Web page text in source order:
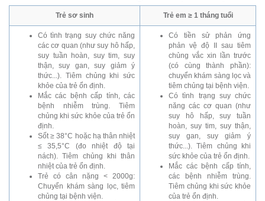
Trẻ sơ sinh Trẻ em ≥ 1 tháng tuổi
Có tình trạng suy chức năng
các cơ quan (như suy hô hấp,
suy tuần hoàn, suy tim, suy
thận, suy gan, suy giảm ý
thức...). Tiêm chủng khi sức
khỏe của trẻ ổn định.
Mắc các bệnh cấp tính, các
bệnh nhiễm trùng. Tiêm
chủng khi sức khỏe của trẻ ổn
định.
Sốt ≥ 38°C hoặc hạ thân nhiệt
≤ 35,5°C (đo nhiệt độ tại
nách). Tiêm chủng khi thân
nhiệt của trẻ ổn định.
Trẻ có cân nặng < 2000g:
Chuyển khám sàng lọc, tiêm
chủng tại bệnh viện.
Có tiền sử phản ứng
phản vệ độ II sau tiêm
chủng vắc xin lần trước
(có cùng thành phần):
chuyển khám sàng lọc và
tiêm chủng tại bệnh viện.
Có tình trạng suy chức
năng các cơ quan (như
suy hô hấp, suy tuần
hoàn, suy tim, suy thận,
suy gan, suy giảm ý
thức...). Tiêm chủng khi
sức khỏe của trẻ ổn định.
Mắc các bệnh cấp tính,
các bệnh nhiễm trùng.
Tiêm chủng khi sức khỏe
của trẻ ổn định.